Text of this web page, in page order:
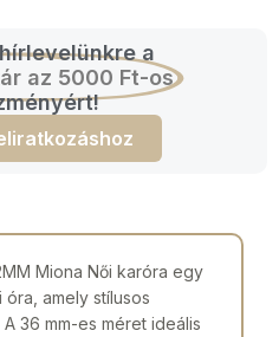
a
az 5000 Ft-os
Miona Női karóra egy
amely stílusos
36 mm-es méret ideális